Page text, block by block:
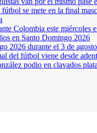
se mete en la final
Colombia este miércoles
en Santo Domingo 2026
2026 durante el 3 de agosto
del fútbol viene desde
podio en clavados